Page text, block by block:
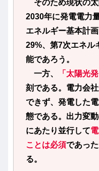
そのため現状の太
2030年に発電電力
エネルギー基本計
29%、第7次エネル
能であろう。
一方、
「太陽光
刻である。電力会
できず、発電した
態である。出力変
にあたり並行して
ことは必須であっ
る。